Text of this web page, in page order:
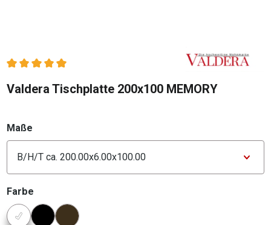
Durchschnittliche Bewertung von 5 von 5 Sternen
Valdera Tischplatte 200x100 MEMORY
Maße
Farbe
Konfigurator Farbe